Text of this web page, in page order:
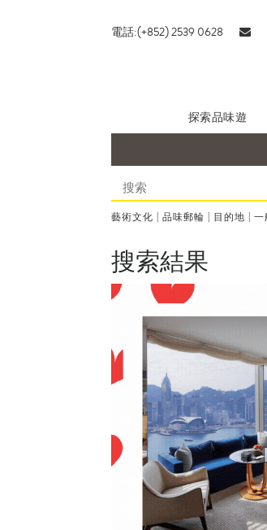
電話:(+852) 2539 0628
探索品味遊
藝術文化 | 品味郵輪 | 目的地 | 一
搜索結果